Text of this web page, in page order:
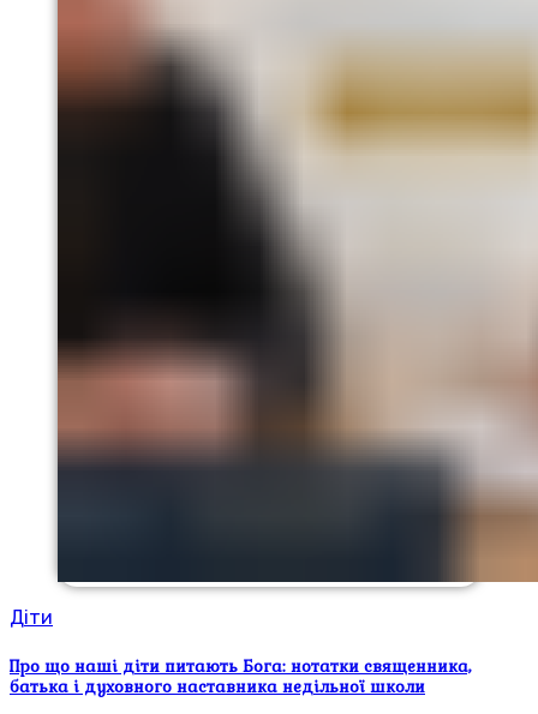
Діти
Про що наші діти питають Бога: нотатки священника,
батька і духовного наставника недільної школи